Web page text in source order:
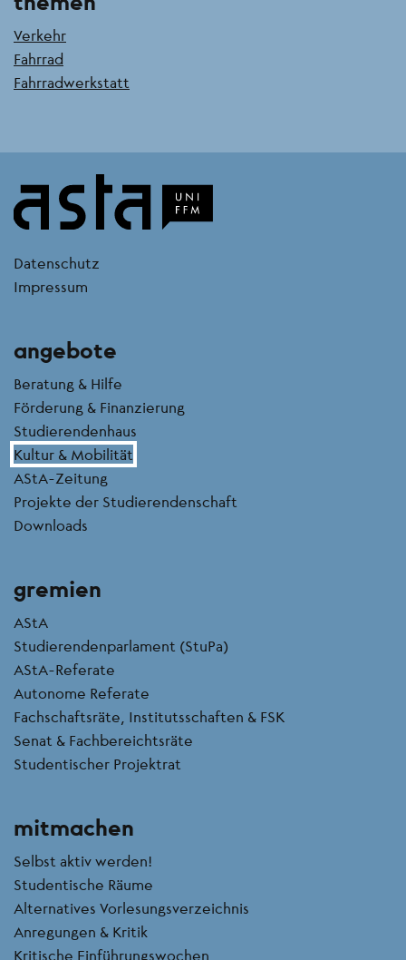
Verkehr
Fahrrad
Fahrradwerkstatt
kontakt
Datenschutz
Impressum
angebote
Beratung & Hilfe
Förderung & Finanzierung
Studierendenhaus
Kultur & Mobilität
AStA-Zeitung
Projekte der Studierendenschaft
Downloads
gremien
AStA
Studierendenparlament (StuPa)
AStA-Referate
Autonome Referate
Fachschaftsräte, Institutsschaften & FSK
Senat & Fachbereichtsräte
Studentischer Projektrat
mitmachen
Selbst aktiv werden!
Studentische Räume
Alternatives Vorlesungsverzeichnis
Anregungen & Kritik
Kritische Einführungswochen